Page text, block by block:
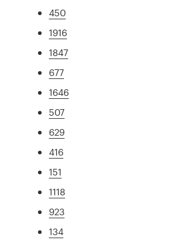
450
1916
1847
677
1646
507
629
416
151
1118
923
134